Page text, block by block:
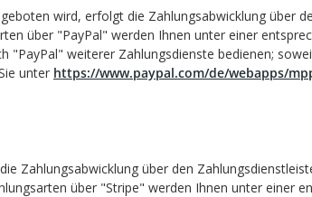
wird, erfolgt die Zahlungsabwicklung über
über "PayPal" werden Ihnen unter einer
"PayPal" weiterer Zahlungsdienste bedienen;
unter https://www.paypal.com/de/webapps/
Zahlungsabwicklung über den
über "Stripe" werden Ihnen unter einer